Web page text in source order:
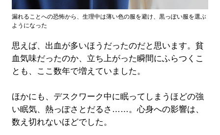
漏れることへの恐怖から、生理中は薄い色の服を避け、黒っぽい服を選ぶ
ようになった
思えば、出血が多いほうだったのだと思います。貧
血気味だったのか、立ち上がった瞬間にふらつくこ
とも、ここ数年で増えていました。
ほかにも、デスクワーク中に眠ってしまうほどの強
い眠気、熱っぽさとだるさ……。心身への影響は、
数え切れないほどでした。